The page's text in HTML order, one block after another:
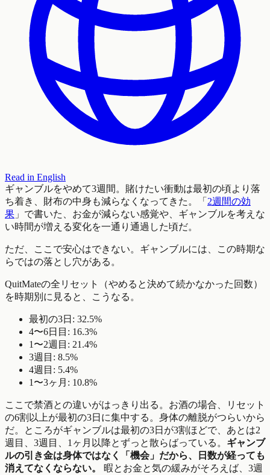
Read in English
ギャンブルをやめて3週間。賭けたい衝動は最初の頃より落
ち着き、財布の中身も減らなくなってきた。「 2週間の効
果 」で書いた、お金が減らない感覚や、ギャンブルを考えな
い時間が増える変化を一通り通過した頃だ。
ただ、ここで安心はできない。ギャンブルには、この時期な
らではの落とし穴がある。
QuitMateの全リセット（やめると決めて続かなかった回数）
を時期別に見ると、こうなる。
最初の3日: 32.5%
4〜6日目: 16.3%
1〜2週目: 21.4%
3週目: 8.5%
4週目: 5.4%
1〜3ヶ月: 10.8%
ここで禁酒との違いがはっきり出る。お酒の場合、リセット
の6割以上が最初の3日に集中する。身体の離脱がつらいから
だ。ところがギャンブルは最初の3日が3割ほどで、あとは2
週目、3週目、1ヶ月以降とずっと散らばっている。 ギャンブ
ルの引き金は身体ではなく「機会」だから、日数が経っても
消えてなくならない。
暇とお金と気の緩みがそろえば、3週